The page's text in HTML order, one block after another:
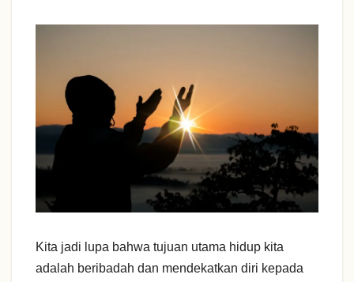
Kita jadi lupa bahwa tujuan utama hidup kita
adalah beribadah dan mendekatkan diri kepada